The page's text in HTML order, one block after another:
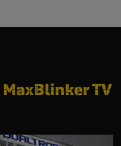
MaxBlinker TV